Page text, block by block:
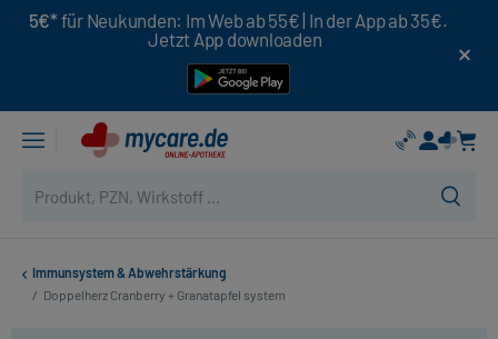
5€* für Neukunden: Im Web ab 55€ | In der App ab 35€.
Jetzt App downloaden
Immunsystem & Abwehrstärkung
/ Doppelherz Cranberry + Granatapfel system